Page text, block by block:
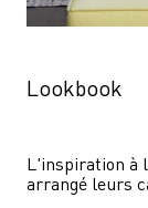
Lookbook
L'inspiration à
arrangé leurs